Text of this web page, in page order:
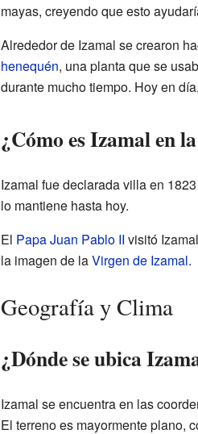
mayas, creyendo que esto
Alrededor de Izamal se crearon
henequén, una planta que se
durante mucho tiempo. Hoy en
¿Cómo es Izamal en
Izamal fue declarada villa en
lo mantiene hasta hoy.
El Papa Juan Pablo II visitó
la imagen de laVirgen de Izamal.
Geografía y Clima
¿Dónde se ubica
Izamal se encuentra en las
El terreno es mayormente plano,